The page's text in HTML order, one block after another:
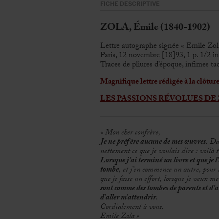
FICHE DESCRIPTIVE
ZOLA, Émile (1840-1902)
Lettre autographe signée « Emile
Paris, 12 novembre [18]93, 1 p. 1/2
Traces de pliures d’époque, infimes
Magnifique lettre rédigée à la
LES PASSIONS RÉVOLUES
« Mon cher confrère,
Je ne préfère aucune de mes œuvres.
nettement ce que je voulais dire : voilà
Lorsque j’ai terminé un livre et que je
tombe, et j’en commence un autre,
que je fasse un effort, lorsque je veux
sont comme des tombes de parents et
d’aller m’attendrir.
Cordialement à vous.